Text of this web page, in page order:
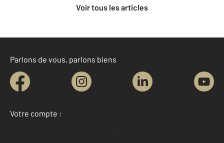
Voir tous les articles
Parlons de vous, parlons biens
Votre compte :
Accéder à mon compte